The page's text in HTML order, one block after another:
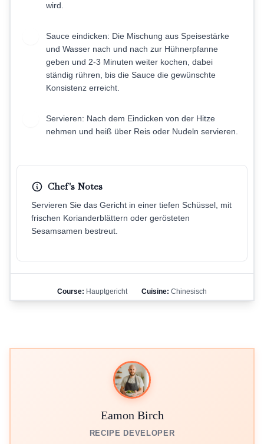
wird.
Sauce eindicken: Die Mischung aus Speisestärke
und Wasser nach und nach zur Hühnerpfanne
geben und 2-3 Minuten weiter kochen, dabei
ständig rühren, bis die Sauce die gewünschte
Konsistenz erreicht.
Servieren: Nach dem Eindicken von der Hitze
nehmen und heiß über Reis oder Nudeln servieren.
Chef's Notes
Servieren Sie das Gericht in einer tiefen Schüssel, mit
frischen Korianderblättern oder gerösteten
Sesamsamen bestreut.
Course: Hauptgericht Cuisine: Chinesisch
Eamon Birch
RECIPE DEVELOPER